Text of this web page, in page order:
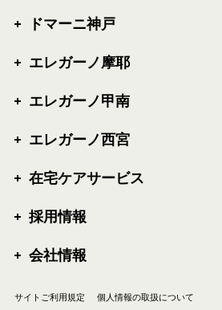
ドマーニ神戸
エレガーノ摩耶
エレガーノ甲南
エレガーノ西宮
在宅ケアサービス
採用情報
会社情報
サイトご利用規定 個人情報の取扱について